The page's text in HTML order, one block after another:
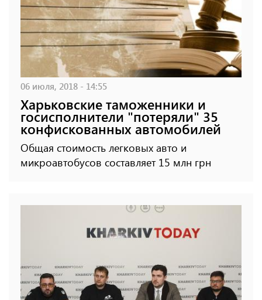
06 июля, 2018 - 14:55
Харьковские таможенники и
госисполнители "потеряли" 35
конфискованных автомобилей
Общая стоимость легковых авто и
микроавтобусов составляет 15 млн грн